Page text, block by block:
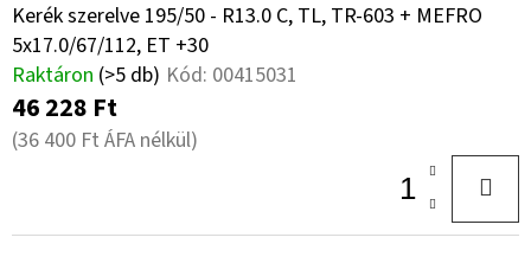
Kerék szerelve 195/50 - R13.0 C, TL, TR-603 + MEFRO
5x17.0/67/112, ET +30
Raktáron (>5 db) Kód: 00415031
46 228 Ft
(36 400 Ft ÁFA nélkül)